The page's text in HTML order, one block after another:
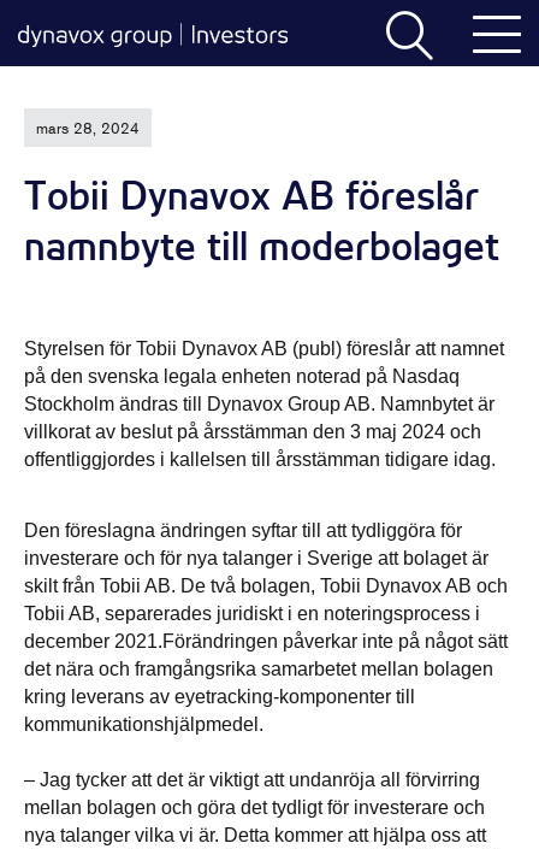
mars 28, 2024
Tobii Dynavox AB föreslår
namnbyte till moderbolaget
Styrelsen för Tobii Dynavox AB (publ) föreslår att namnet
på den svenska legala enheten noterad på Nasdaq
Stockholm ändras till Dynavox Group AB. Namnbytet är
villkorat av beslut på årsstämman den 3 maj 2024 och
offentliggjordes i kallelsen till årsstämman tidigare idag.
Den föreslagna ändringen syftar till att tydliggöra för
investerare och för nya talanger i Sverige att bolaget är
skilt från Tobii AB. De två bolagen, Tobii Dynavox AB och
Tobii AB, separerades juridiskt i en noteringsprocess i
december 2021.Förändringen påverkar inte på något sätt
det nära och framgångsrika samarbetet mellan bolagen
kring leverans av eyetracking-komponenter till
kommunikationshjälpmedel.
– Jag tycker att det är viktigt att undanröja all förvirring
mellan bolagen och göra det tydligt för investerare och
nya talanger vilka vi är. Detta kommer att hjälpa oss att